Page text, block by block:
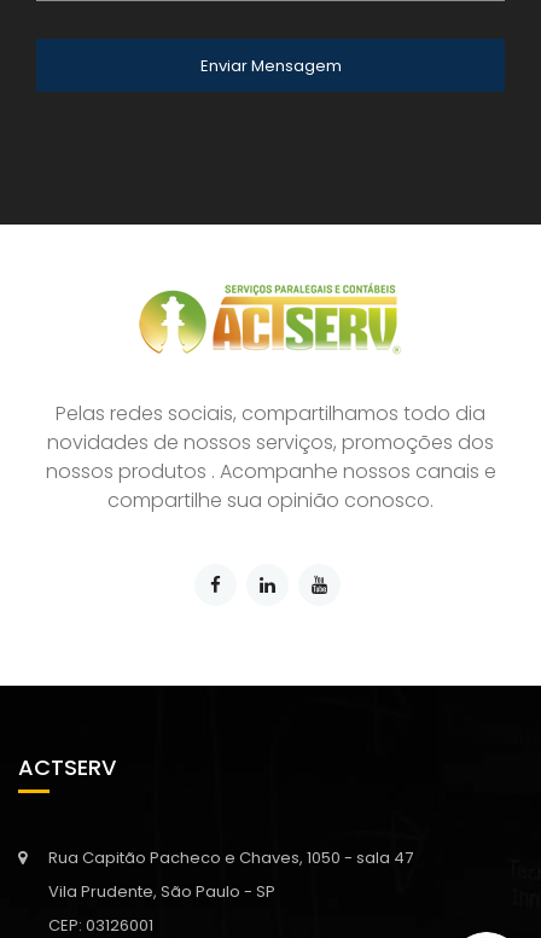
Enviar Mensagem
Pelas redes sociais, compartilhamos todo dia
novidades de nossos serviços, promoções dos
nossos produtos . Acompanhe nossos canais e
compartilhe sua opinião conosco.
ACTSERV
Rua Capitão Pacheco e Chaves, 1050 - sala 47
Vila Prudente, São Paulo - SP
CEP: 03126001